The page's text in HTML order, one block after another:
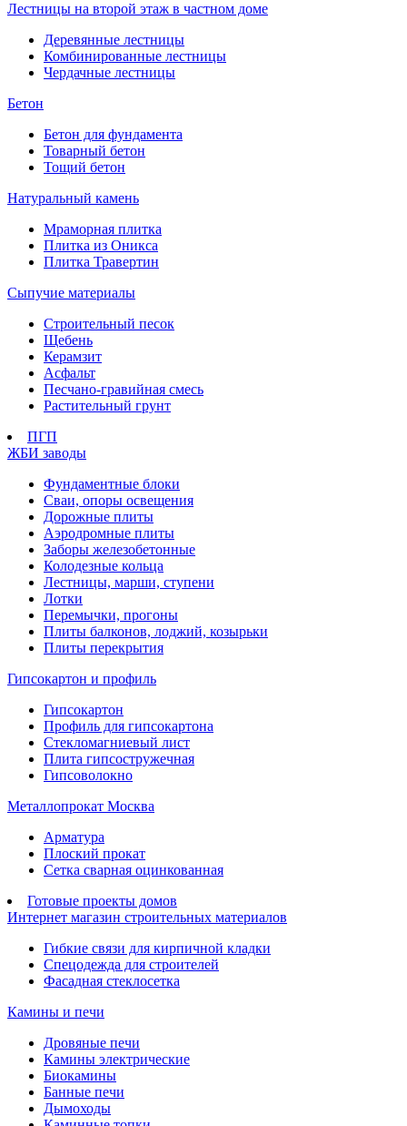
Лестницы на второй этаж в частном доме
Деревянные лестницы
Комбинированные лестницы
Чердачные лестницы
Бетон
Бетон для фундамента
Товарный бетон
Тощий бетон
Натуральный камень
Мраморная плитка
Плитка из Оникса
Плитка Травертин
Сыпучие материалы
Строительный песок
Щебень
Керамзит
Асфальт
Песчано-гравийная смесь
Растительный грунт
ПГП
ЖБИ заводы
Фундаментные блоки
Сваи, опоры освещения
Дорожные плиты
Аэродромные плиты
Заборы железобетонные
Колодезные кольца
Лестницы, марши, ступени
Лотки
Перемычки, прогоны
Плиты балконов, лоджий, козырьки
Плиты перекрытия
Гипсокартон и профиль
Гипсокартон
Профиль для гипсокартона
Стекломагниевый лист
Плита гипсостружечная
Гипсоволокно
Металлопрокат Москва
Арматура
Плоский прокат
Сетка сварная оцинкованная
Готовые проекты домов
Интернет магазин строительных материалов
Гибкие связи для кирпичной кладки
Спецодежда для строителей
Фасадная стеклосетка
Камины и печи
Дровяные печи
Камины электрические
Биокамины
Банные печи
Дымоходы